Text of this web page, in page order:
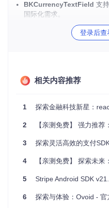
BKCurrencyTextField 支
国际化需求。
BKCardNumberFormatter
置的格式化机制，允许高度
BKMoneyKit在各种场景下都
写支付信息时的准确性和速度
的应用里，自动识别并转换货
直观的信用卡图标显示 ：自
增加用户信任度。
登录后查
相关内容推荐
1 探索金融科技新星：
2 【亲测免费】 强力推荐：Stripe
3 探索灵活高效的支付
4 【亲测免费】 探索未来
5 Stripe Android SDK v21.18.0
6 探索与体验：Ovoid -